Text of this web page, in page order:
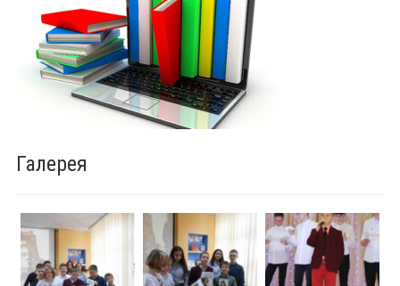
Галерея